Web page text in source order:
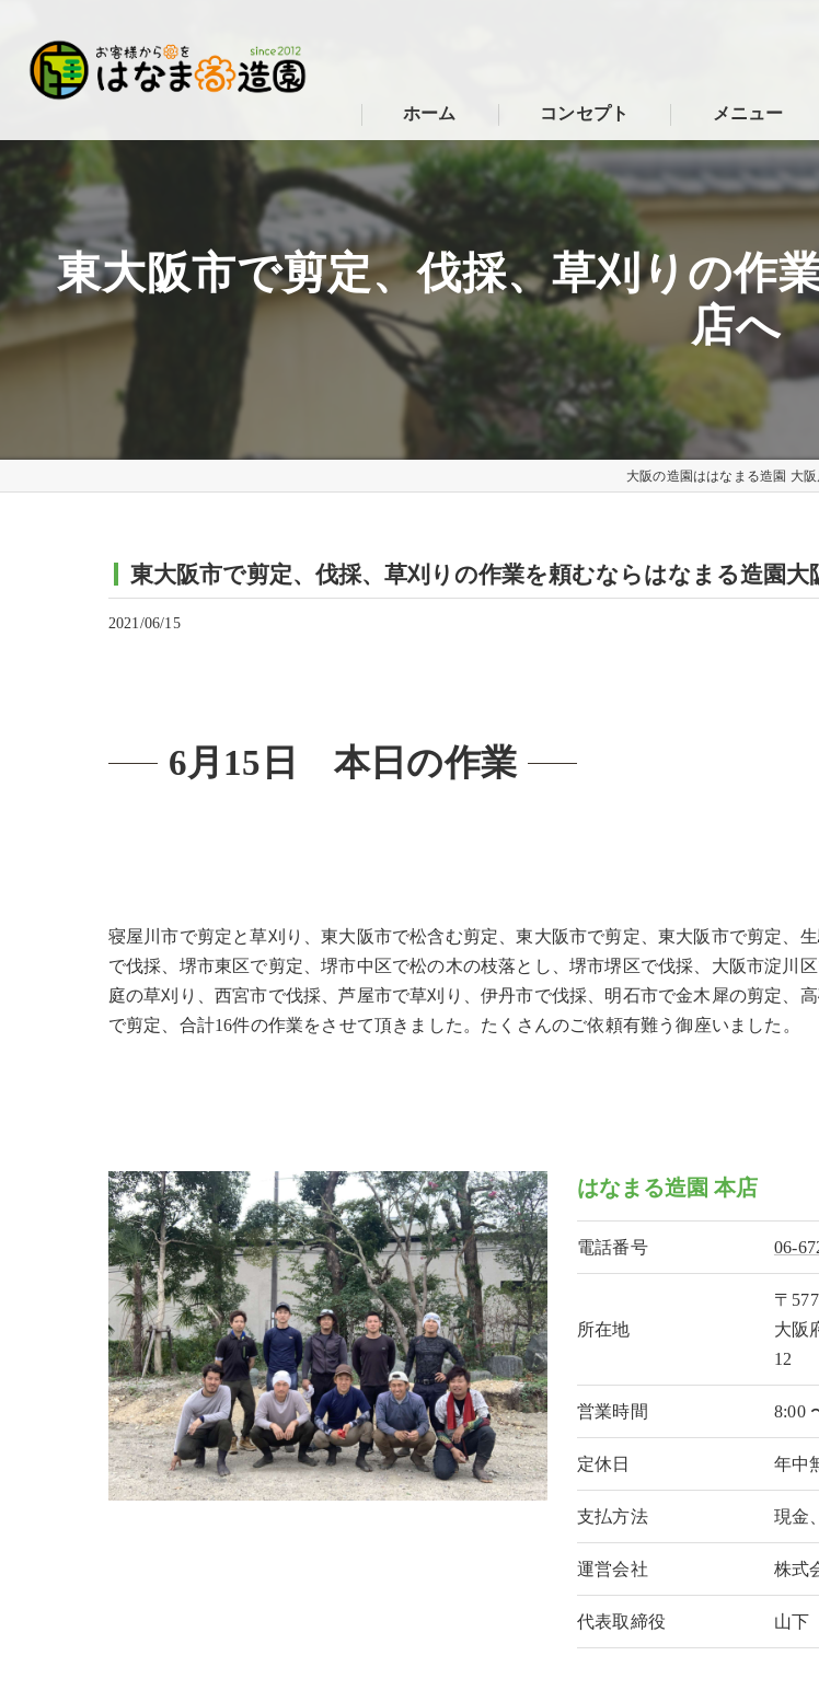
ホーム コンセプト メニュー
東大阪市で剪定、伐採、草刈りの作
店へ
大阪の造園ははなまる造園 大阪
東大阪市で剪定、伐採、草刈りの作業を頼むならはなまる造園大
2021/06/15
6月15日 本日の作業
寝屋川市で剪定と草刈り、東大阪市で松含む剪定、東大阪市で剪定、東大阪市で剪定、
で伐採、堺市東区で剪定、堺市中区で松の木の枝落とし、堺市堺区で伐採、大阪市淀川
庭の草刈り、西宮市で伐採、芦屋市で草刈り、伊丹市で伐採、明石市で金木犀の剪定、
で剪定、合計16件の作業をさせて頂きました。たくさんのご依頼有難う御座いました。
はなまる造園 本店
電話番号 06-
所在地
〒
大阪
12
営業時間 8:00
定休日 年中
支払方法 現金
運営会社 株式
代表取締役 山